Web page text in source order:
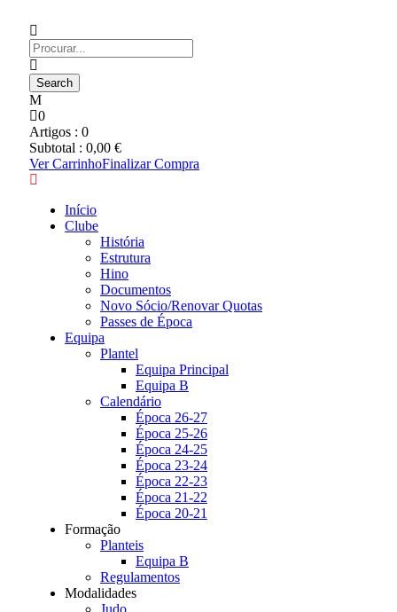
0
Artigos : 0
Subtotal : 0,00 €
Ver CarrinhoFinalizar Compra
Início
Clube
História
Estrutura
Hino
Documentos
Novo Sócio/Renovar Quotas
Passes de Época
Equipa
Plantel
Equipa Principal
Equipa B
Calendário
Época 26-27
Época 25-26
Época 24-25
Época 23-24
Época 22-23
Época 21-22
Época 20-21
Formação
Planteis
Equipa B
Regulamentos
Modalidades
Judo